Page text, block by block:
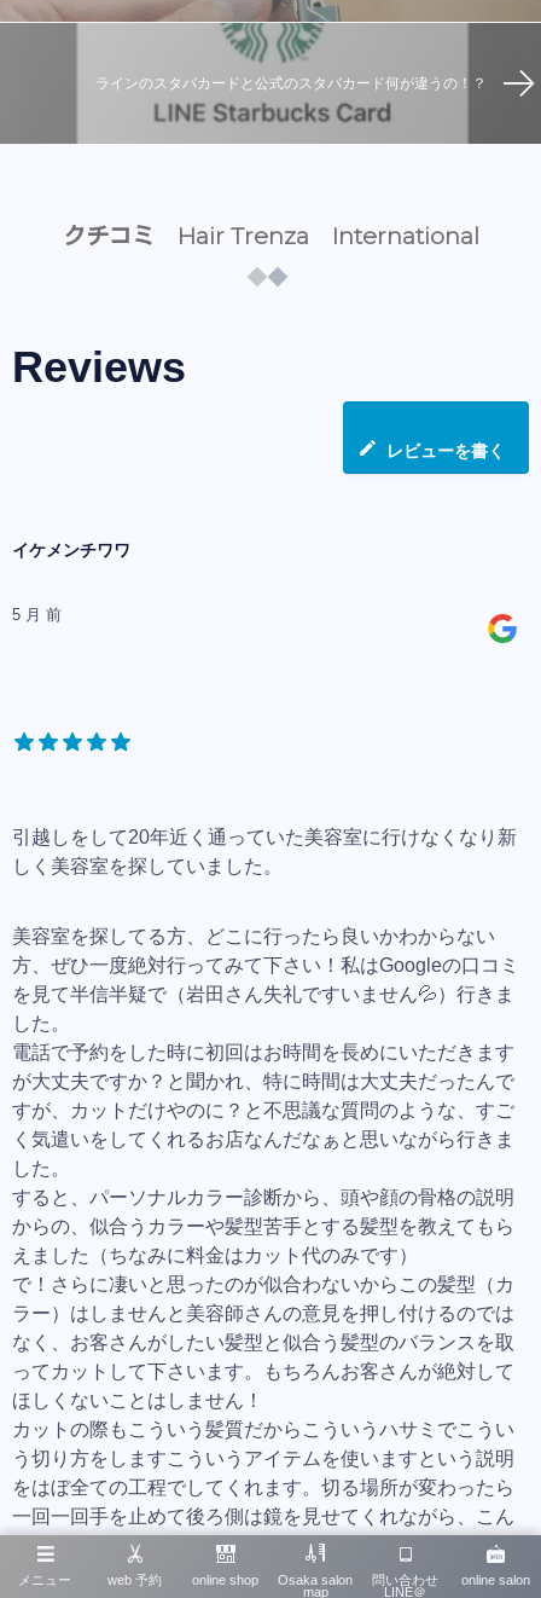
ラインのスタバカードと公式のスタバカード何が違うの！？
クチコミ Hair Trenza International
Reviews
レビューを書く
イケメンチワワ
5 月 前
引越しをして20年近く通っていた美容室に行けなくなり新
しく美容室を探していました。
美容室を探してる方、どこに行ったら良いかわからない
方、ぜひ一度絶対行ってみて下さい！私はGoogleの口コミ
を見て半信半疑で（岩田さん失礼ですいません💦）行きま
した。
電話で予約をした時に初回はお時間を長めにいただきます
が大丈夫ですか？と聞かれ、特に時間は大丈夫だったんで
すが、カットだけやのに？と不思議な質問のような、すご
く気遣いをしてくれるお店なんだなぁと思いながら行きま
した。
すると、パーソナルカラー診断から、頭や顔の骨格の説明
からの、似合うカラーや髪型苦手とする髪型を教えてもら
えました（ちなみに料金はカット代のみです）
で！さらに凄いと思ったのが似合わないからこの髪型（カ
ラー）はしませんと美容師さんの意見を押し付けるのでは
なく、お客さんがしたい髪型と似合う髪型のバランスを取
ってカットして下さいます。もちろんお客さんが絶対して
ほしくないことはしません！
カットの際もこういう髪質だからこういうハサミでこうい
う切り方をしますこういうアイテムを使いますという説明
をはぼ全ての工程でしてくれます。切る場所が変わったら
一回一回手を止めて後ろ側は鏡を見せてくれながら、こん
な感じで大丈夫ですか？ときちんと確認をしてくれます。
こんなに丁寧で、知識と熱い気持ちをお持ちの美容師さん
メニュー web 予約 online shop
Osaka salon
map
問い合わせ
LINE＠
online salon